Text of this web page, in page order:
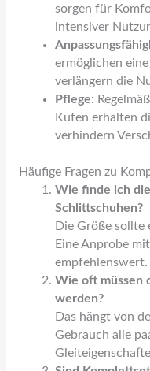
sorgen für
intensiver
ermöglichen
verlängern die
Pflege:
Kufen erhalten
verhindern
Häufige Fragen zu
Wie finde ich
Schlittschuhen?
Die Größe sollte
Eine Anprobe
empfehlenswert.
Wie oft müssen
werden?
Das hängt von
Gebrauch alle